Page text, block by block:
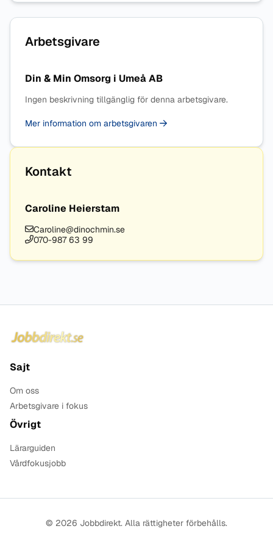
Arbetsgivare
Din & Min Omsorg i Umeå AB
Ingen beskrivning tillgänglig för denna arbetsgivare.
Mer information om arbetsgivaren
Kontakt
Caroline Heierstam
Caroline@dinochmin.se
070-987 63 99
Sajt
Om oss
Arbetsgivare i fokus
Övrigt
Lärarguiden
Vårdfokusjobb
© 2026 Jobbdirekt. Alla rättigheter förbehålls.